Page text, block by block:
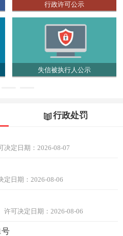
行政许可公示
失信被执行人公示
行政处罚
决定日期：2026-08-07
定日期：2026-08-06
许可决定日期：2026-08-06
号